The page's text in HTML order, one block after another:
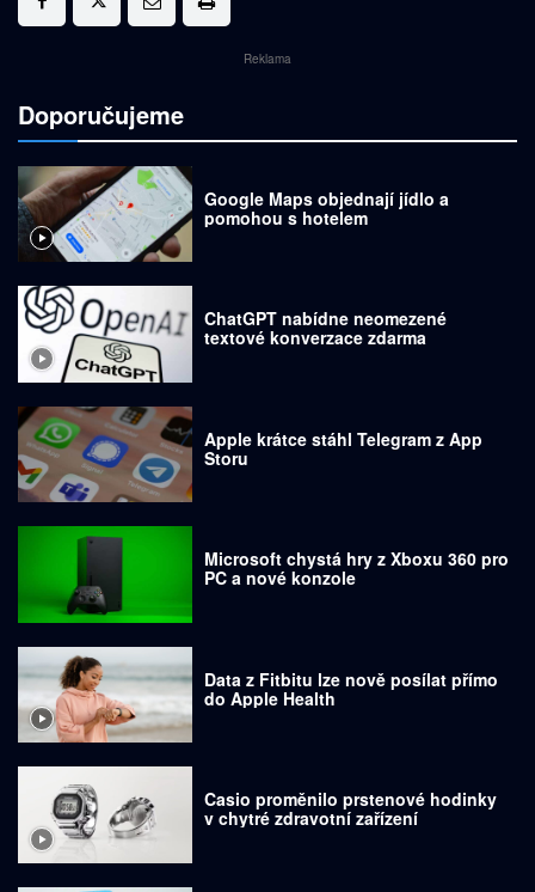
Reklama
Doporučujeme
Google Maps objednají jídlo a
pomohou s hotelem
ChatGPT nabídne neomezené
textové konverzace zdarma
Apple krátce stáhl Telegram z App
Storu
Microsoft chystá hry z Xboxu 360 pro
PC a nové konzole
Data z Fitbitu lze nově posílat přímo
do Apple Health
Casio proměnilo prstenové hodinky
v chytré zdravotní zařízení